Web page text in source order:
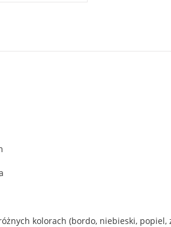
kolorach (bordo, niebieski, popiel,